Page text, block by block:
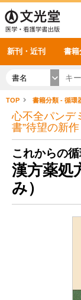
新刊・近刊 書籍
感染症
呼吸器
循環器
雑誌投稿規定
理学療法
雑誌案内・年間購読
電子書籍
電子雑誌
書籍「データに基づ
書籍「眼手術学」
書籍「神経症候学 II
新刊一覧
今後の発行予定
書名
TOP 書籍分類 - 循環
心不全パンデ
書”待望の新作
これからの
漢方薬処
み）